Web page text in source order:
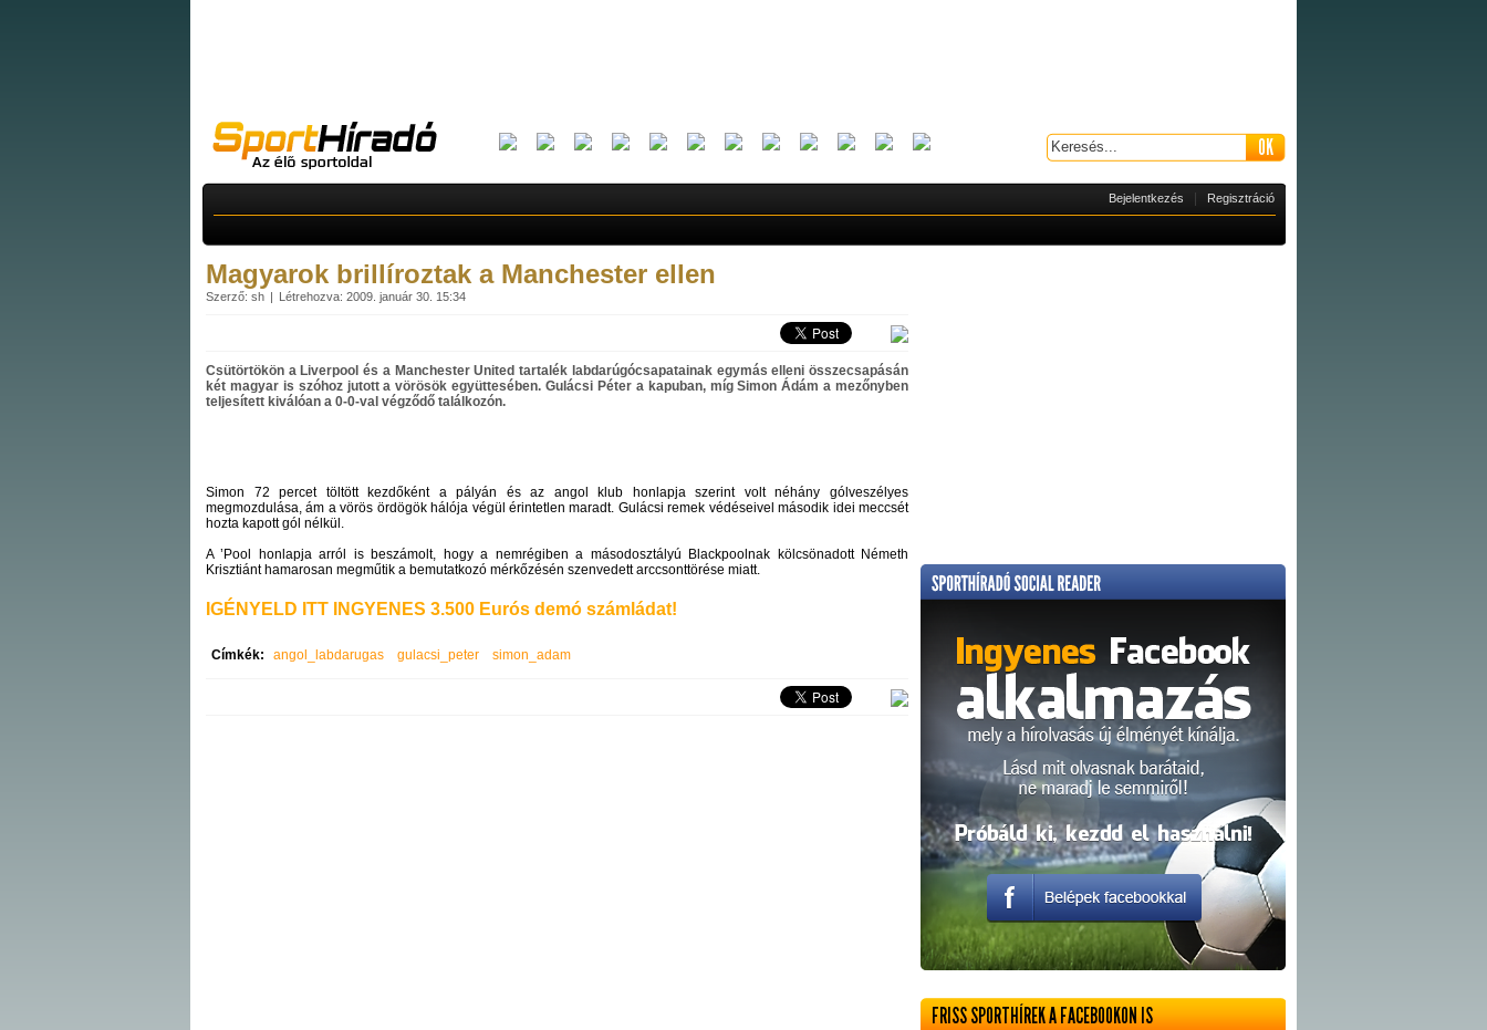
Bejelentkezés Regisztráció
Magyarok brillíroztak a Manchester ellen
Szerző: sh Létrehozva: 2009. január 30. 15:34
Csütörtökön a Liverpool és a Manchester United tartalék labdarúgócsapatainak egymás elleni összecsapásán
két magyar is szóhoz jutott a vörösök együttesében. Gulácsi Péter a kapuban, míg Simon Ádám a mezőnyben
teljesített kiválóan a 0-0-val végződő találkozón.
Simon 72 percet töltött kezdőként a pályán és az angol klub honlapja szerint volt néhány gólveszélyes
megmozdulása, ám a vörös ördögök hálója végül érintetlen maradt. Gulácsi remek védéseivel második idei meccsét
hozta kapott gól nélkül.
A ’Pool honlapja arról is beszámolt, hogy a nemrégiben a másodosztályú Blackpoolnak kölcsönadott Németh
Krisztiánt hamarosan megműtik a bemutatkozó mérkőzésén szenvedett arccsonttörése miatt.
IGÉNYELD ITT INGYENES 3.500 Eurós demó számládat!
Címkék: angol_labdarugas gulacsi_peter simon_adam
FRISS SPORTHÍREK A FACEBOOKON IS